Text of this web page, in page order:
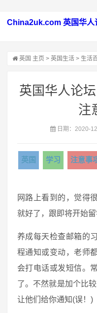
China2uk.com 英国华人
英国 主页 > 英国生活 > 生活
英国华人论
注
日期：2020-
英国 学习 注意事
网路上看到的，觉得
就好了，跟即将开始
养成每天检查邮箱的
程通知或变动，老师
会打电话或发短信。
了。不然就是加个比
让他们给你通知(误！)